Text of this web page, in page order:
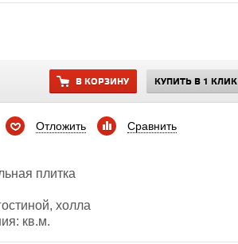
В КОРЗИНУ КУПИТЬ В 1 КЛИК
Отложить Сравнить
плитка
холла
кв.м.